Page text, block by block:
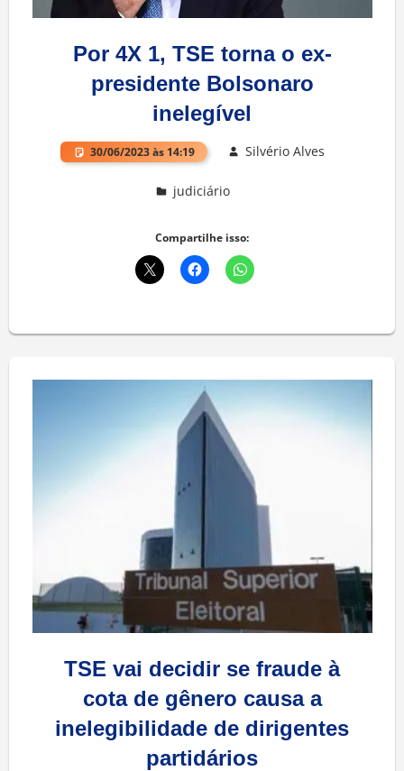
Por 4X 1, TSE torna o ex-
presidente Bolsonaro
inelegível
30/06/2023 às 14:19 Silvério Alves
judiciário
Compartilhe isso:
TSE vai decidir se fraude à
cota de gênero causa a
inelegibilidade de dirigentes
partidários